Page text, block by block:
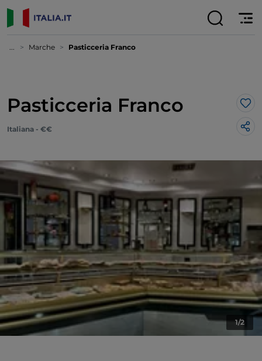
... Marche Pasticceria Franco
Pasticceria Franco
Italiana - €€
1/2